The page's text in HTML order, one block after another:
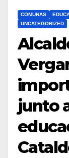
COMUNAS
UNCATEGORIZED
junto